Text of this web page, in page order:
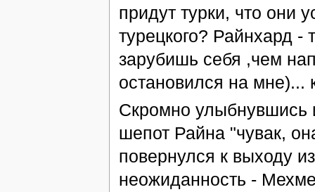
придут турки, что они
турецкого? Райнхард
зарубишь себя ,чем
остановился на мне)...
Скромно улыбнувшись
шепот Райна "чувак,
повернулся к выходу
неожиданность -